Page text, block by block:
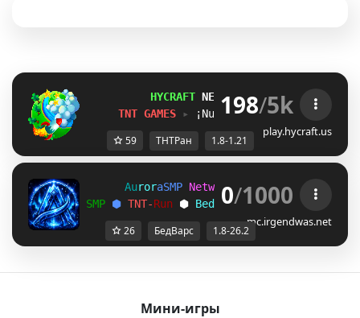
HYCRAFT NETWORK » [1.8-1.21]
TNT GAMES ▸ ¡Nuevos TNT Tag y TNT
198/5k
play.hycraft.us
59 ТНТРан 1.8-1.21
AuroraSMP Netw rk >> 1 .8 -2
SMP ⬢ TNT-Run ⬢ Bed ars ⬢ Parko
0/1000
mc.irgendwas.net
26 БедВарс 1.8-26.2
Мини-игры